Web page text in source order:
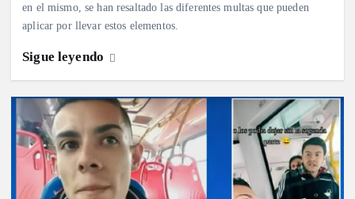
en el mismo, se han resaltado las diferentes multas que pueden
aplicar por llevar estos elementos.
Sigue leyendo